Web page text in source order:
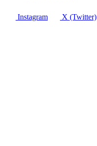
Instagram X (Twitter)